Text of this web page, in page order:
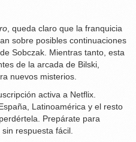
, queda claro que la franquicia
sobre posibles continuaciones
Sobczak. Mientras tanto, esta
de la arcada de Bilski,
nuevos misterios.
activa a Netflix.
Latinoamérica y el resto
Prepárate para
respuesta fácil.